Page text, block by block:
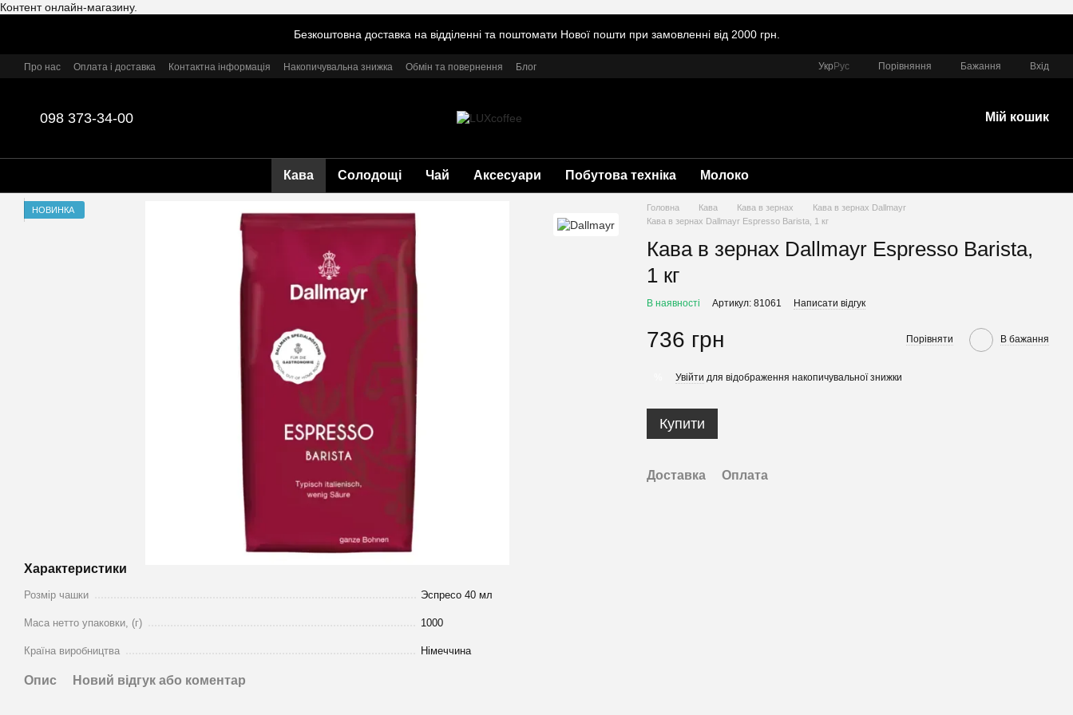
Контент онлайн-магазину.
Безкоштовна доставка на відділенні та поштомати Нової пошти при замовленні від 2000 грн.
Про нас Оплата і доставка Контактна інформація Накопичувальна знижка Обмін та повернення Блог Укр Рус Порівняння Бажання Вхід
098 373-34-00 Мій кошик
Кава Солодощі Чай Аксесуари Побутова техніка Молоко
НОВИНКА
Характеристики
Розмір чашки Эспресо 40 мл
Маса нетто упаковки, (г) 1000
Країна виробництва Німеччина
Головна Кава Кава в зернах
Кава в зернах Dallmayr
Кава в зернах Dallmayr Espresso Barista, 1 кг
Кава в зернах Dallmayr Espresso Barista,
1 кг
В наявності Артикул: 81061 Написати відгук
736 грн Порівняти В бажання
Увійти для відображення накопичувальної знижки
Купити
Доставка Оплата
Опис Новий відгук або коментар